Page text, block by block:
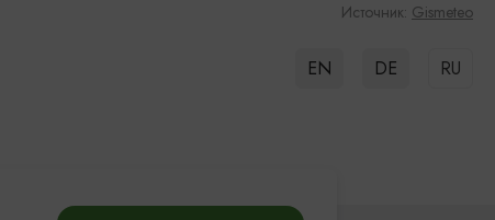
Источник: Gismeteo
EN DE RU